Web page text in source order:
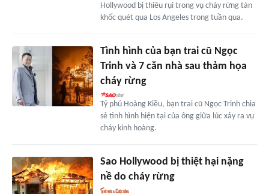
Hollywood bị thiêu rụi trong vụ cháy rừng tàn
khốc quét qua Los Angeles trong tuần qua.
Tình hình của bạn trai cũ Ngọc
Trinh và 7 căn nhà sau thảm họa
cháy rừng
Tỷ phú Hoàng Kiều, bạn trai cũ Ngọc Trinh chia
sẻ tình hình hiện tại của ông giữa lúc xảy ra vụ
cháy kinh hoàng.
Sao Hollywood bị thiệt hại nặng
nề do cháy rừng